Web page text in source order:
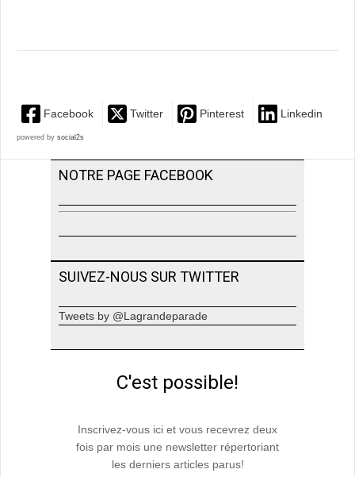
Facebook Twitter Pinterest Linkedin
powered by social2s
NOTRE PAGE FACEBOOK
SUIVEZ-NOUS SUR TWITTER
Tweets by @Lagrandeparade
C'est possible!
Inscrivez-vous ici et vous recevrez deux
fois par mois une newsletter répertoriant
les derniers articles parus!